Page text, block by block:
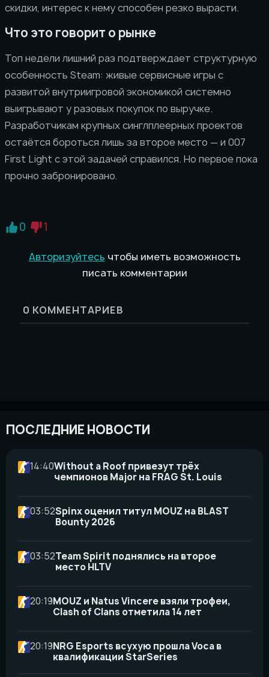
скидки, интерес к нему способен резко вырасти.
Что это говорит о рынке
Топ недели лишний раз подтверждает структурную
особенность Steam: живые сервисные игры с
развитой внутриигровой экономикой системно
выигрывают у разовых покупок по выручке.
Разработчикам крупных синглплеерных проектов
остаётся бороться лишь за второе место — и 007
First Light с этой задачей справился. Но первое пока
прочно забронировано.
0 1
Авторизуйтесь чтобы иметь возможность
писать комментарии
0 КОММЕНТАРИЕВ
ПОСЛЕДНИЕ НОВОСТИ
14:40Without a Roof привезут трёх
чемпионов Major на FRAG St. Louis
03:52Spinx оценил титул MOUZ на BLAST
Bounty 2026
03:52Team Spirit поднялись на второе
место HLTV
20:19MOUZ и Natus Vincere взяли трофеи,
Clash of Clans отметила 14 лет
20:19NRG Esports всухую прошла Voca в
квалификации StarSeries